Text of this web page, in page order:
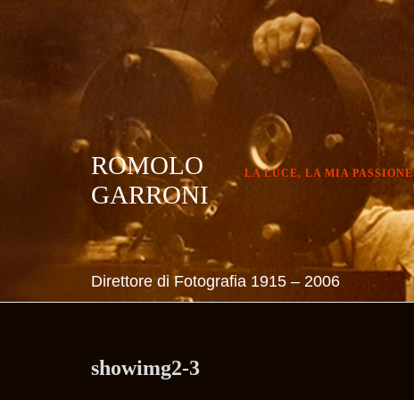
ROMOLO
GARRONI
Direttore di Fotografia 1915 – 2006
LA LUCE, LA MIA PASSIONE
showimg2-3